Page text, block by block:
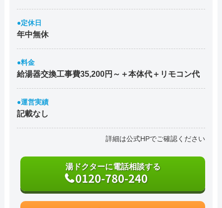
●定休日
年中無休
●料金
給湯器交換工事費35,200円～＋本体代＋リモコン代
●運営実績
記載なし
詳細は公式HPでご確認ください
湯ドクターに電話相談する
0120-780-240